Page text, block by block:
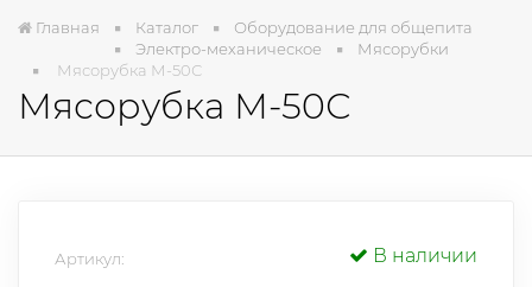
Главная Каталог
Оборудование для общепита
Электро-механическое
Мясорубки
Мясорубка М-50С
Мясорубка М-50С
Артикул: В наличии